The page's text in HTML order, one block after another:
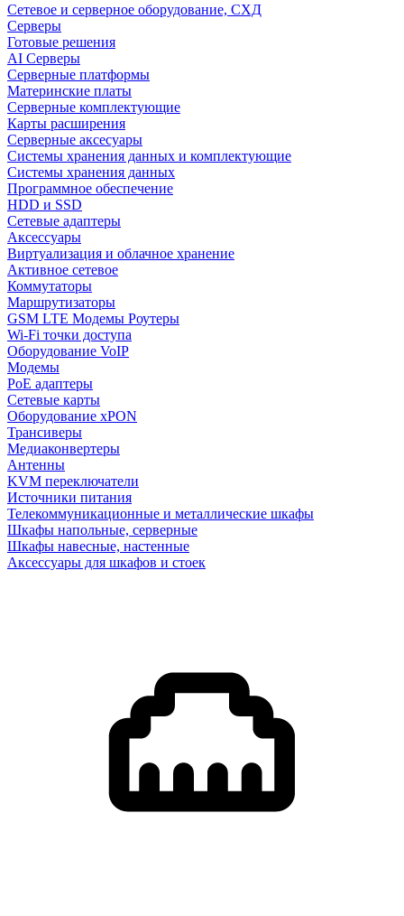
Сетевое и серверное оборудование, СХД
Cерверы
Готовые решения
AI Серверы
Серверные платформы
Материнские платы
Серверные комплектующие
Карты расширения
Серверные аксесуары
Системы хранения данных и комплектующие
Системы хранения данных
Программное обеспечение
HDD и SSD
Сетевые адаптеры
Аксессуары
Виртуализация и облачное хранение
Активное сетевое
Коммутаторы
Маршрутизаторы
GSM LTE Модемы Роутеры
Wi-Fi точки доступа
Оборудование VoIP
Модемы
PoE адаптеры
Сетевые карты
Оборудование xPON
Трансиверы
Медиаконвертеры
Антенны
KVM переключатели
Источники питания
Телекоммуникационные и металлические шкафы
Шкафы напольные, серверные
Шкафы навесные, настенные
Аксессуары для шкафов и стоек